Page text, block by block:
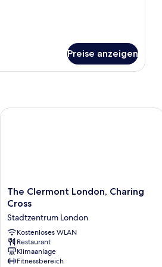
Preise anzeigen
The
Clermont
Charing
Cross
Stadtzentrum
London
The Clermont London, Charing
Cross
Stadtzentrum London
Kostenloses WLAN
Restaurant
Klimaanlage
Fitnessbereich
The Clermont London, Charing Cross